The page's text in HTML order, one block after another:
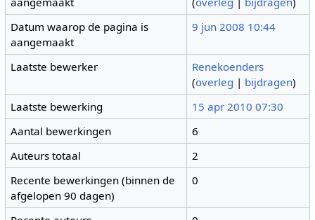
Datum waarop de pagina is
aangemaakt
9 jun 2008 10:44
Laatste bewerker
Renekoenders
(overleg | bijdragen)
Laatste bewerking
15 apr 2010 07:30
Aantal bewerkingen
6
Auteurs totaal
2
Recente bewerkingen (binnen de
afgelopen 90 dagen)
0